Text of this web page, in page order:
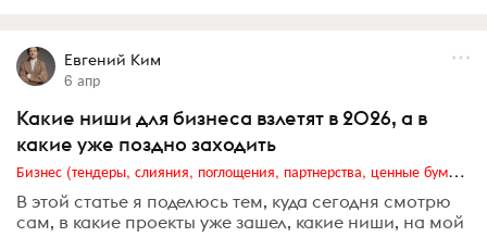
Евгений Ким
6 апр
Какие ниши для бизнеса взлетят в 2026, а в
какие уже поздно заходить
Бизнес (тендеры, слияния, поглощения, партнерства, ценные бумаги, акционеры, финансы и отчетность)
В этой статье я поделюсь тем, куда сегодня смотрю
сам, в какие проекты уже зашел, какие ниши, на мой